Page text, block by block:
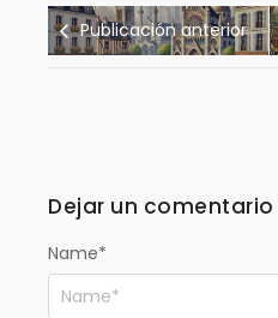
Publicación anterior
Dejar un comentario
Name*